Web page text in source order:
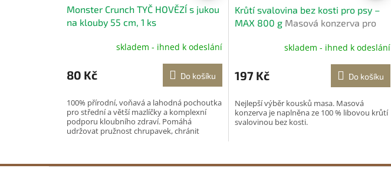
Monster Crunch TYČ HOVĚZÍ s jukou
na klouby 55 cm, 1 ks
skladem - ihned k odeslání
80 Kč Do košíku
100% přírodní, voňavá a lahodná pochoutka
pro střední a větší mazlíčky a komplexní
podporu kloubního zdraví. Pomáhá
udržovat pružnost chrupavek, chránit
Krůtí svalovina bez kosti pro psy –
MAX 800 g Masová konzerva pro
skladem - ihned k odeslání
197 Kč Do košíku
Nejlepší výběr kousků masa. Masová
konzerva je naplněna ze 100 % libovou krůtí
svalovinou bez kosti.